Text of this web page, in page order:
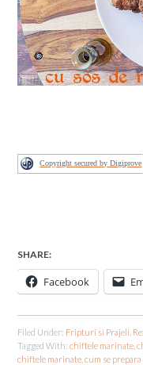
Copyright secured by Digiprove
SHARE:
Facebook
Filed Under: Fripturi si Prajeli
Tagged With:chiftele marinate ,
chiftele marinate ,cum se